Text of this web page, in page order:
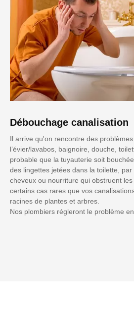
Débouchage canalisation
Il arrive qu'on rencontre des problèmes
l’évier/lavabos, baignoire, douche,
probable que la tuyauterie soit
des lingettes jetées dans la toilette,
cheveux ou nourriture qui obstruent
certains cas rares que vos
racines de plantes et arbres.
Nos plombiers régleront le problème